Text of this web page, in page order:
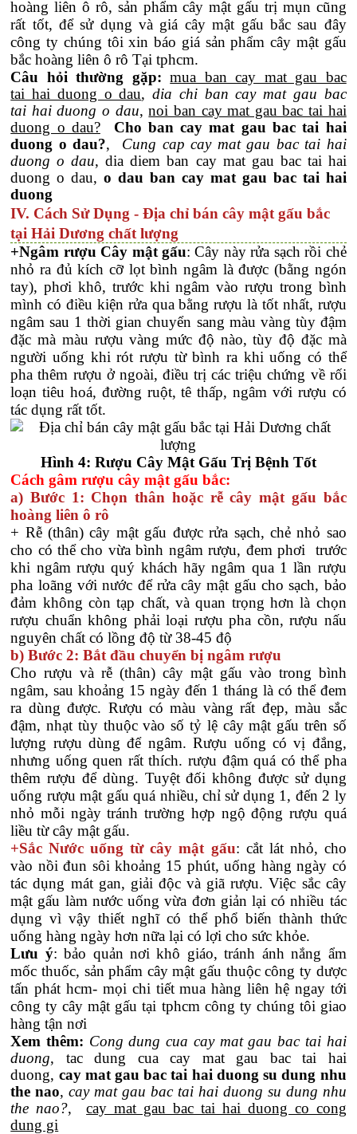
hoàng liên ô rô, sản phẩm cây mật gấu trị mụn cũng
rất tốt, để sử dụng và giá cây mật gấu bắc sau đây
công ty chúng tôi xin báo giá sản phẩm cây mật gấu
bắc hoàng liên ô rô Tại tphcm.
Câu hỏi thường gặp: mua ban cay mat gau bac
tai hai duong o dau,dia chi ban cay mat gau bac
tai hai duong o dau,noi ban cay mat gau bac tai hai
duong o dau?
Cho ban cay mat gau bac tai hai
duong o dau?, Cung cap cay mat gau bac tai hai
duong o dau, dia diem ban cay mat gau bac tai hai
duong o dau,o dau ban cay mat gau bac tai hai
duong
IV. Cách Sử Dụng - Địa chỉ bán cây mật gấu bắc
tại Hải Dương chất lượng
+Ngâm rượu Cây mật gấu: Cây này rửa sạch rồi chẻ
nhỏ ra đủ kích cỡ lọt bình ngâm là được (bằng ngón
tay), phơi khô, trước khi ngâm vào rượu trong bình
mình có điều kiện rửa qua bằng rượu là tốt nhất, rượu
ngâm sau 1 thời gian chuyển sang màu vàng tùy đậm
đặc mà màu rượu vàng mức độ nào, tùy độ đặc mà
người uống khi rót rượu từ bình ra khi uống có thể
pha thêm rượu ở ngoài, điều trị các triệu chứng về rối
loạn tiêu hoá, đường ruột, tê thấp, ngâm với rượu có
tác dụng rất tốt.
Hình 4: Rượu Cây Mật Gấu Trị Bệnh Tốt
Cách gâm rượu cây mật gấu bắc:
a) Bước 1: Chọn thân hoặc rễ cây mật gấu bắc
hoàng liên ô rô
+ Rễ (thân) cây mật gấu được rửa sạch, chẻ nhỏ sao
cho có thể cho vừa bình ngâm rượu, đem phơi trước
khi ngâm rượu quý khách hãy ngâm qua 1 lần rượu
pha loãng với nước để rửa cây mật gấu cho sạch, bảo
đảm không còn tạp chất, và quan trọng hơn là chọn
rượu chuẩn không phải loại rượu pha cồn, rượu nấu
nguyên chất có lồng độ từ 38-45 độ
b) Bước 2: Bắt đầu chuyển bị ngâm rượu
Cho rượu và rễ (thân) cây mật gấu vào trong bình
ngâm, sau khoảng 15 ngày đến 1 tháng là có thể đem
ra dùng được. Rượu có màu vàng rất đẹp, màu sắc
đậm, nhạt tùy thuộc vào số tỷ lệ cây mật gấu trên số
lượng rượu dùng để ngâm. Rượu uống có vị đắng,
nhưng uống quen rất thích. rượu đậm quá có thể pha
thêm rượu để dùng. Tuyệt đối không được sử dụng
uống rượu mật gấu quá nhiều, chỉ sử dụng 1, đến 2 ly
nhỏ mỗi ngày tránh trường hợp ngộ động rượu quá
liều từ cây mật gấu.
+Sắc Nước uống từ cây mật gấu: cắt lát nhỏ, cho
vào nồi đun sôi khoảng 15 phút, uống hàng ngày có
tác dụng mát gan, giải độc và giã rượu. Việc sắc cây
mật gấu làm nước uống vừa đơn giản lại có nhiều tác
dụng vì vậy thiết nghĩ có thể phổ biến thành thức
uống hàng ngày hơn nữa lại có lợi cho sức khỏe.
Lưu ý: bảo quản nơi khô giáo, tránh ánh nắng ẩm
mốc thuốc, sản phẩm cây mật gấu thuộc công ty dược
tấn phát hcm- mọi chi tiết mua hàng liên hệ ngay tới
công ty cây mật gấu tại tphcm công ty chúng tôi giao
hàng tận nơi
Xem thêm: Cong dung cua cay mat gau bac tai hai
duong, tac dung cua cay mat gau bac tai hai
duong, cay mat gau bac tai hai duong su dung nhu
the nao,cay mat gau bac tai hai duong su dung nhu
the nao?,cay mat gau bac tai hai duong co cong
dung gi